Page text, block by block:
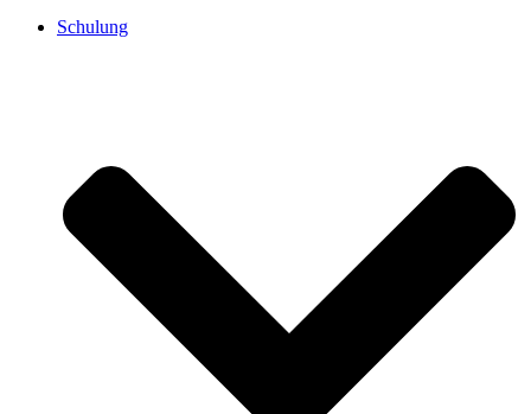
Schulung